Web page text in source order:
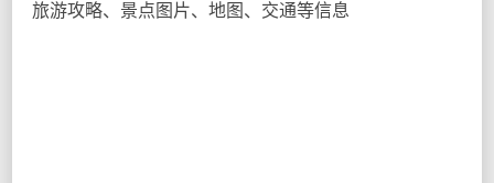
旅游攻略、景点图片、地图、交通等信息